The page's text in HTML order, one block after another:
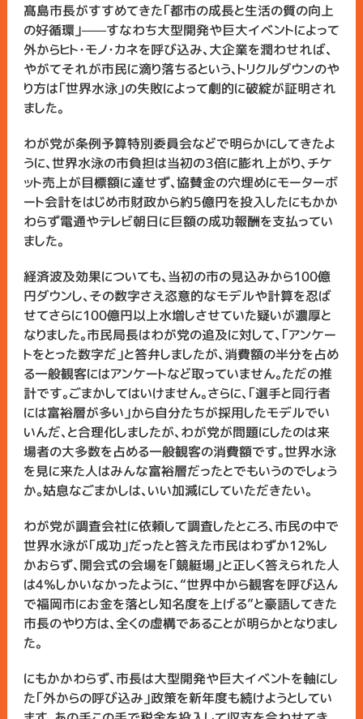
髙島市長がすすめてきた「都市の成長と生活の質の向上
の好循環」——すなわち大型開発や巨大イベントによって
外からヒト・モノ・カネを呼び込み、大企業を潤わせれば、
やがてそれが市民に滴り落ちるという、トリクルダウンのや
り方は「世界水泳」の失敗によって劇的に破綻が証明され
ました。
わが党が条例予算特別委員会などで明らかにしてきたよ
うに、世界水泳の市負担は当初の３倍に膨れ上がり、チケ
ット売上が目標額に達せず、協賛金の穴埋めにモーターボ
ート会計をはじめ市財政から約５億円を投入したにもかか
わらず電通やテレビ朝日に巨額の成功報酬を支払ってい
ました。
経済波及効果についても、当初の市の見込みから100億
円ダウンし、その数字さえ恣意的なモデルや計算を忍ば
せてさらに100億円以上水増しさせていた疑いが濃厚と
なりました。市民局長はわが党の追及に対して、「アンケー
トをとった数字だ」と答弁しましたが、消費額の半分を占め
る一般観客にはアンケートなど取っていません。ただの推
計です。ごまかしてはいけません。さらに、「選手と同行者
には富裕層が多い」から自分たちが採用したモデルでい
いんだ、と合理化しましたが、わが党が問題にしたのは来
場者の大多数を占める一般観客の消費額です。世界水泳
を見に来た人はみんな富裕層だったとでもいうのでしょう
か。姑息なごまかしは、いい加減にしていただきたい。
わが党が調査会社に依頼して調査したところ、市民の中で
世界水泳が「成功」だったと答えた市民はわずか12%し
かおらず、開会式の会場を「競艇場」と正しく答えられた人
は4％しかいなかったように、“世界中から観客を呼び込ん
で福岡市にお金を落とし知名度を上げる”と豪語してきた
市長のやり方は、全くの虚構であることが明らかとなりまし
た。
にもかかわらず、市長は大型開発や巨大イベントを軸にし
た「外からの呼び込み」政策を新年度も続けようとしてい